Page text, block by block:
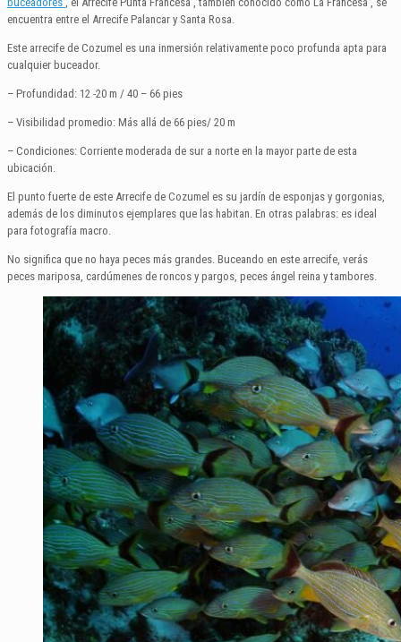
encuentra entre el Arrecife Palancar y Santa Rosa.
Este arrecife de Cozumel es una inmersión relativamente poco profunda apta para
cualquier buceador.
– Profundidad: 12 -20 m / 40 – 66 pies
– Visibilidad promedio: Más allá de 66 pies/ 20 m
– Condiciones: Corriente moderada de sur a norte en la mayor parte de esta
ubicación.
El punto fuerte de este Arrecife de Cozumel es su jardín de esponjas y gorgonias,
además de los diminutos ejemplares que las habitan. En otras palabras: es ideal
para fotografía macro.
No significa que no haya peces más grandes. Buceando en este arrecife, verás
peces mariposa, cardúmenes de roncos y pargos, peces ángel reina y tambores.